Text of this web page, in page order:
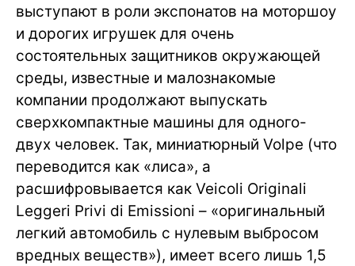
выступают в роли экспонатов на моторшоу
и дорогих игрушек для очень
состоятельных защитников окружающей
среды, известные и малознакомые
компании продолжают выпускать
сверхкомпактные машины для одного-
двух человек. Так, миниатюрный Volpe (что
переводится как «лиса», а
расшифровывается как Veicoli Originali
Leggeri Privi di Emissioni – «оригинальный
легкий автомобиль с нулевым выбросом
вредных веществ»), имеет всего лишь 1,5